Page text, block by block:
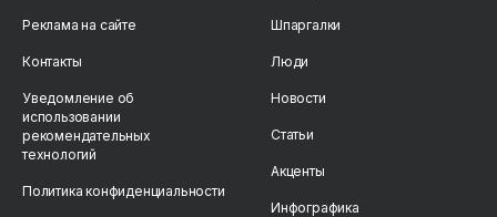
Реклама на сайте
Контакты
Уведомление об
использовании
рекомендательных
технологий
Политика конфиденциальности
Шпаргалки
Люди
Новости
Статьи
Акценты
Инфографика